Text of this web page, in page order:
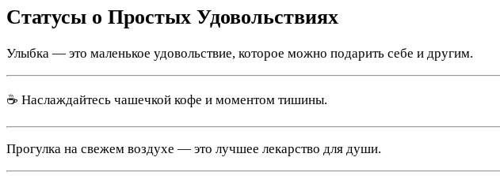
Статусы о Простых Удовольствиях
Улыбка — это маленькое удовольствие, которое можно подарить себе и другим.
☕️ Наслаждайтесь чашечкой кофе и моментом тишины.
Прогулка на свежем воздухе — это лучшее лекарство для души.